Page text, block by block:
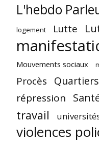
L'hebdo
logement
Lutte
Mouvements sociaux
Procès
répression
travail
violences